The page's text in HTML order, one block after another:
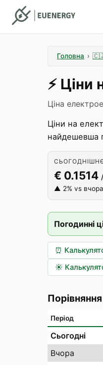
Головна ›
⚡️ Ціни
Ціна
Ціни на
найдешевша
€ 0.1514
▲ 2% vs вчора
Погодинні
⏰
☀️
Порівняння
Період
Сьогодні
Вчора